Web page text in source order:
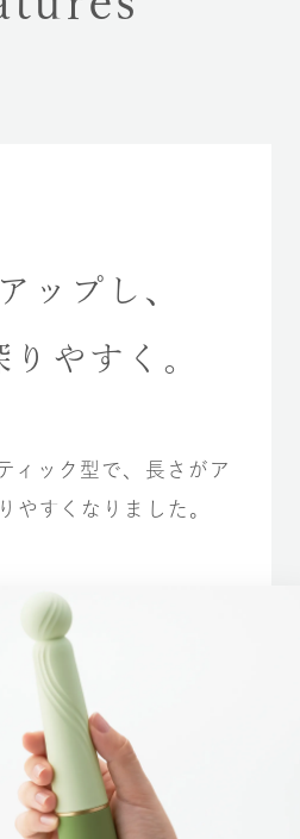
ップし、
やすく。
ィック型で、長さがア
やすくなりました。